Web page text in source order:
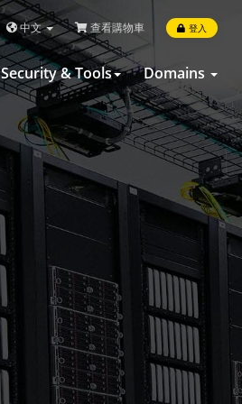
中文 查看購物車 登入
Security & Tools Domains